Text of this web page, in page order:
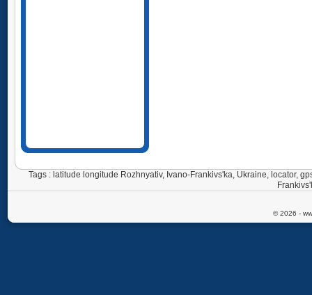
Tags : latitude longitude Rozhnyativ, Ivano-Frankivs'ka, Ukraine, locator,
© 2026 -